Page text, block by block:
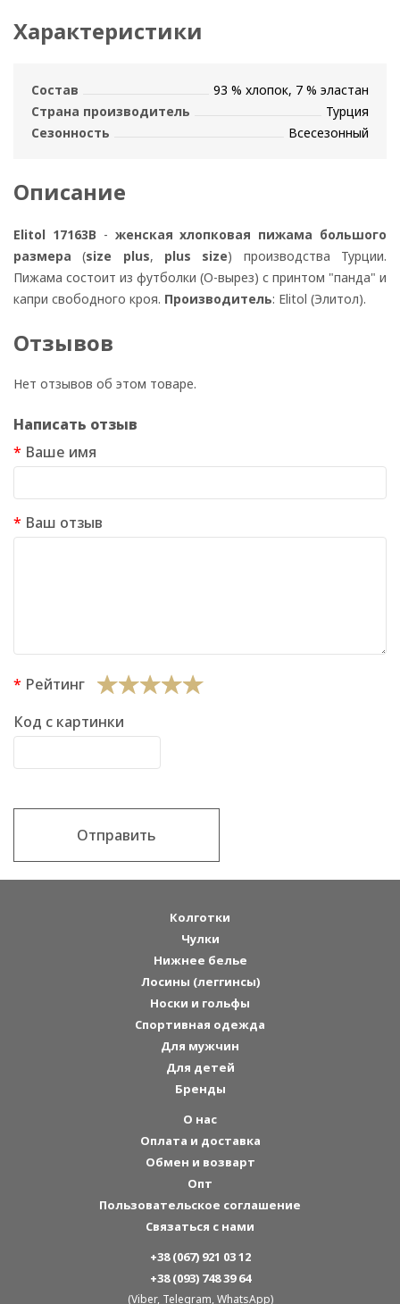
Характеристики
Состав
93 % хлопок, 7 % эластан
Страна производитель
Турция
Сезонность
Всесезонный
Описание
Elitol 17163B - женская хлопковая пижама большого
размера (size plus, plus size) производства Турции.
Пижама состоит из футболки (О-вырез) с принтом "панда" и
капри свободного кроя. Производитель: Elitol (Элитол).
Отзывов
Нет отзывов об этом товаре.
Написать отзыв
Ваше имя
Ваш отзыв
Рейтинг
Код с картинки
Отправить
Колготки
Чулки
Нижнее белье
Лосины (леггинсы)
Носки и гольфы
Спортивная одежда
Для мужчин
Для детей
Бренды
О нас
Оплата и доставка
Обмен и возварт
Опт
Пользовательское соглашение
Связаться с нами
+38 (067) 921 03 12
+38 (093) 748 39 64
(Viber, Telegram, WhatsApp)